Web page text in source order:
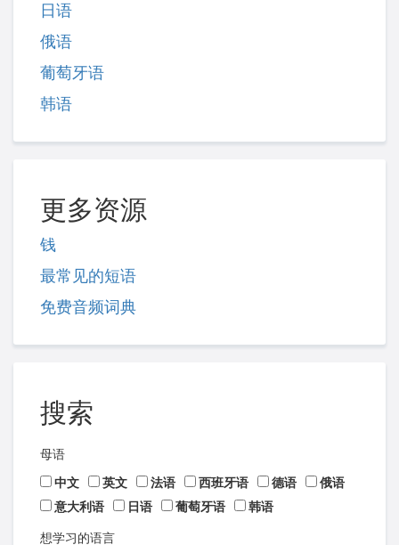
日语
俄语
葡萄牙语
韩语
更多资源
钱
最常见的短语
免费音频词典
搜索
母语
中文
英文 法语 西班牙语 德语
俄语
意大利语
日语 葡萄牙语 韩语
想学习的语言